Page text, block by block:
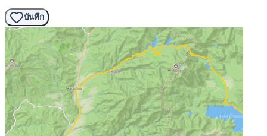
บันทึก